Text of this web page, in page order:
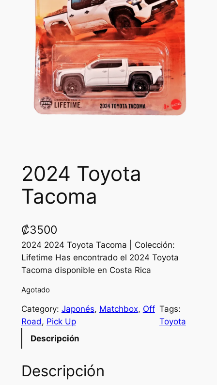
2024 Toyota
Tacoma
₡3500
2024 2024 Toyota Tacoma | Colección:
Lifetime Has encontrado el 2024 Toyota
Tacoma disponible en Costa Rica
Agotado
Category: Japonés, Matchbox, Off
Road, Pick Up
Tags:
Toyota
Descripción
Descripción